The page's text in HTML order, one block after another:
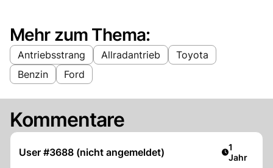
Mehr zum Thema:
Antriebsstrang Allradantrieb
Toyota
Benzin
Ford
Kommentare
User #3688 (nicht angemeldet) Artikel
1
Jahr